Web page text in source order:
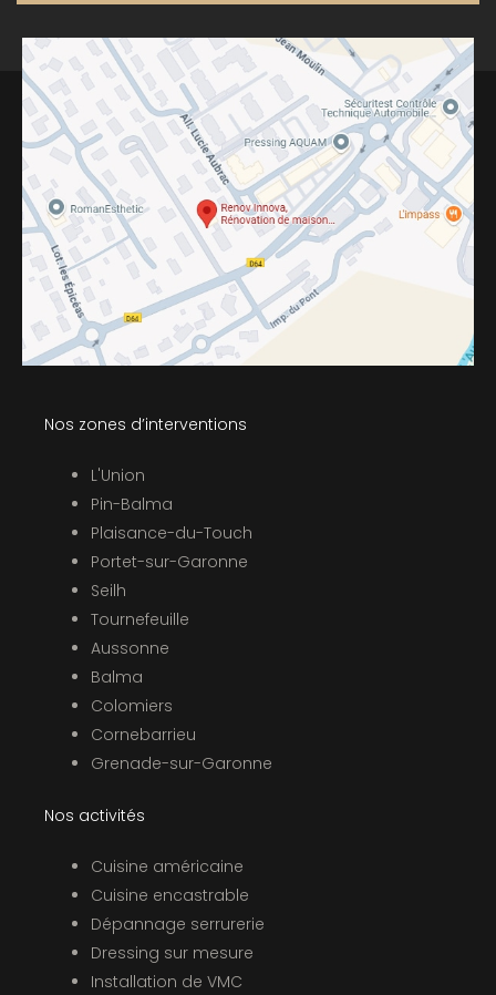
Nos zones d’interventions
L'Union
Pin-Balma
Plaisance-du-Touch
Portet-sur-Garonne
Seilh
Tournefeuille
Aussonne
Balma
Colomiers
Cornebarrieu
Grenade-sur-Garonne
Nos activités
Cuisine américaine
Cuisine encastrable
Dépannage serrurerie
Dressing sur mesure
Installation de VMC